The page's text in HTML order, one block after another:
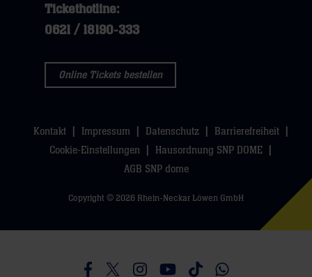
Tickethotline:
0621 / 18190-333
Online Tickets bestellen
Kontakt Impressum Datenschutz
Barrierefreiheit
Cookie-Einstellungen
Hausordnung SNP DOME
AGB SNP dome
Copyright © 2026 Rhein-Neckar Löwen GmbH